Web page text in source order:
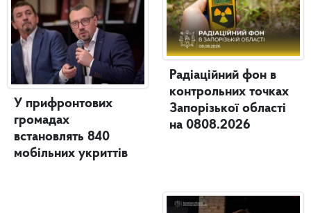
У прифронтових
громадах
встановлять 840
мобільних укриттів
Радіаційний фон в
контрольних точках
Запорізької області
на 0808.2026